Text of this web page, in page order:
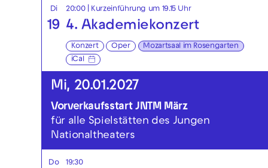
Di
19
20:00 | Kurzeinführung um 19.15 Uhr
4. Akademiekonzert
Konzert Oper
Mozartsaal im Rosengarten
iCal
Mi, 20.01.2027
Vorverkaufsstart JNTM März
für alle Spielstätten des Jungen
Nationaltheaters
Do 19:30